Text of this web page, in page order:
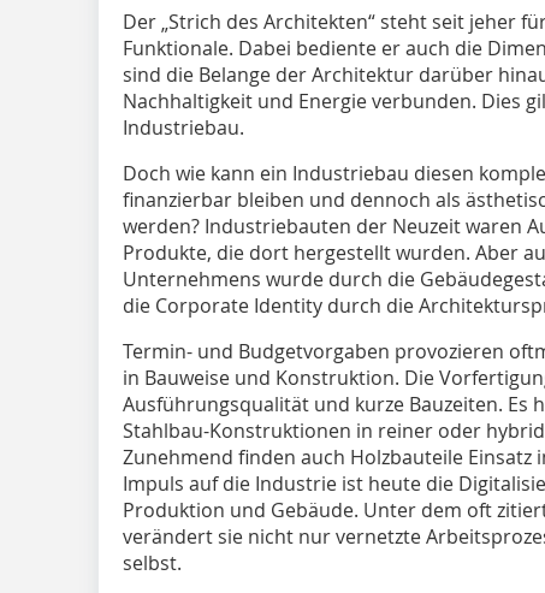
Der „Strich des Architekten“ steht seit jeher
Funktionale. Dabei bediente er auch die
sind die Belange der Architektur darüber
Nachhaltigkeit und Energie verbunden. Dies
Industriebau.
Doch wie kann ein Industriebau diesen
finanzierbar bleiben und dennoch als
werden? Industriebauten der Neuzeit waren
Produkte, die dort hergestellt wurden. Aber
Unternehmens wurde durch die
die Corporate Identity durch die
Termin- und Budgetvorgaben provozieren
in Bauweise und Konstruktion. Die
Ausführungsqualität und kurze Bauzeiten. Es
Stahlbau-Konstruktionen in reiner oder
Zunehmend finden auch Holzbauteile
Impuls auf die Industrie ist heute die
Produktion und Gebäude. Unter dem oft
verändert sie nicht nur vernetzte
selbst.